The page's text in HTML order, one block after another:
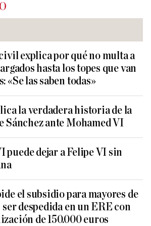
explica por qué no multa a
hasta los topes que van
«Se las saben todas»
la verdadera historia de la
Sánchez ante Mohamed VI
puede dejar a Felipe VI sin
el subsidio para mayores de
ser despedida en un ERE con
de 150.000 euros